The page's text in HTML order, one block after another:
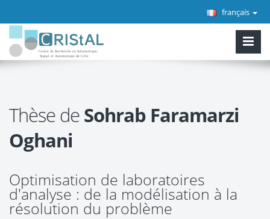
français
Thèse deSohrab Faramarzi
Oghani
Optimisation de laboratoires
d'analyse : de la modélisation à la
résolution du problème